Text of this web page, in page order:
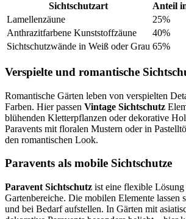
Sichtschutzart
Anteil
Lamellenzäune
25%
Anthrazitfarbene Kunststoffzäune
40%
Sichtschutzwände in Weiß oder Grau 65%
Verspielte und romantische
Romantische Gärten leben von verspielten
Farben. Hier passen Vintage Sichtschutz
blühenden Kletterpflanzen oder dekorative
Paravents mit floralen Mustern oder in
den romantischen Look.
Paravents als mobile Sichtschutze
Paravent Sichtschutz ist eine flexible
Gartenbereiche. Die mobilen Elemente lassen
und bei Bedarf aufstellen. In Gärten mit